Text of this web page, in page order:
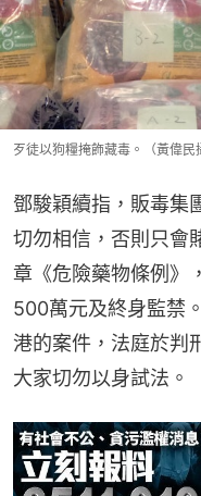
歹徒以狗糧掩飾藏毒。（黃偉民
鄧駿穎續指，販毒集
切勿相信，否則只會
章《危險藥物條例》
500萬元及終身監禁
港的案件，法庭於判
大家切勿以身試法。